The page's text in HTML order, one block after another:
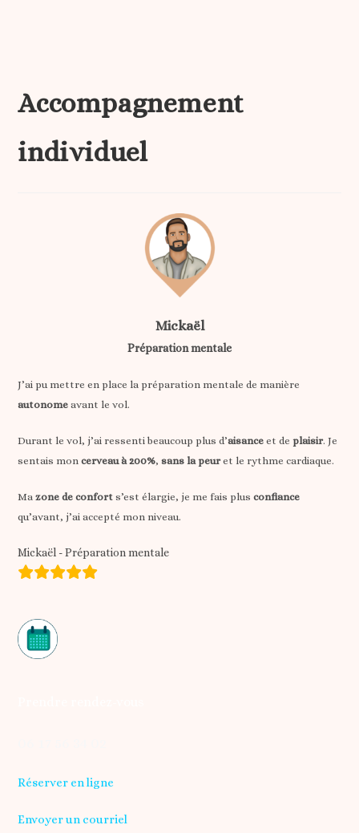
Accompagnement
individuel
Mickaël
Préparation mentale
J’ai pu mettre en place la préparation mentale de manière
autonome avant le vol.
Durant le vol, j’ai ressenti beaucoup plus d’aisance et deplaisir. Je
sentais moncerveau à 200%,sans la peuret le rythme cardiaque.
Mazone de confort s’est élargie, je me fais plusconfiance
qu’avant, j’ai accepté mon niveau.
Mickaël - Préparation mentale
Réserver en ligne
Envoyer un courriel